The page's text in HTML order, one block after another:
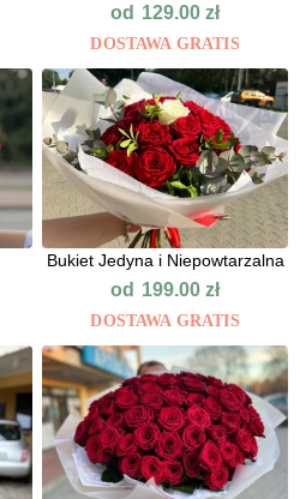
od 129.00zł
DOSTAWA GRATIS
Bukiet Jedyna i Niepowtarzalna
od 199.00zł
DOSTAWA GRATIS